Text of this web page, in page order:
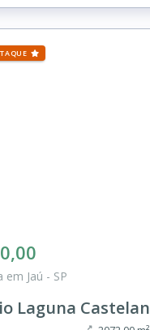
em Jaú - SP
Laguna Castelan